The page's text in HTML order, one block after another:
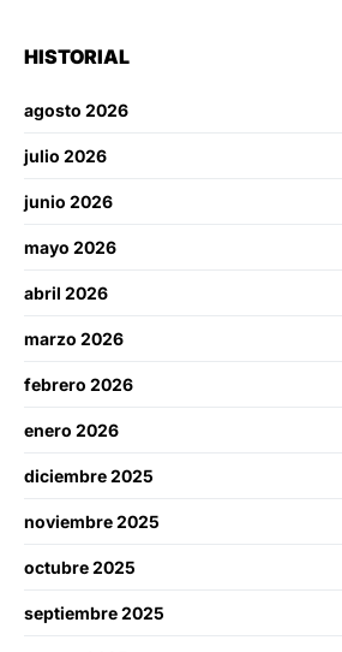
HISTORIAL
agosto 2026
julio 2026
junio 2026
mayo 2026
abril 2026
marzo 2026
febrero 2026
enero 2026
diciembre 2025
noviembre 2025
octubre 2025
septiembre 2025